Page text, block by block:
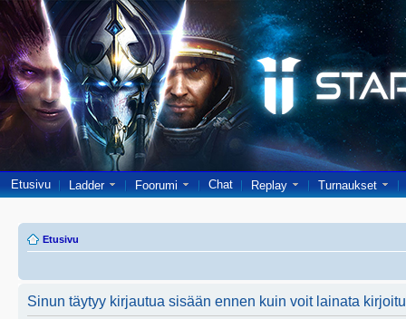
Etusivu Ladder Foorumi Chat Replay Turnaukset
Etusivu
Sinun täytyy kirjautua sisään ennen kuin voit lainata